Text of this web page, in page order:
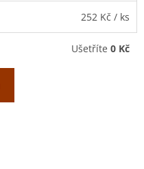
252 Kč / ks
Ušetříte 0 Kč